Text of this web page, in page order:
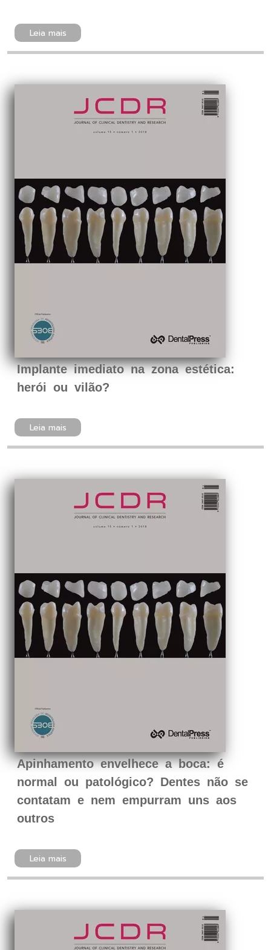
Leia mais
Implante imediato na zona estética:
herói ou vilão?
Leia mais
Apinhamento envelhece a boca: é
normal ou patológico? Dentes não se
contatam e nem empurram uns aos
outros
Leia mais